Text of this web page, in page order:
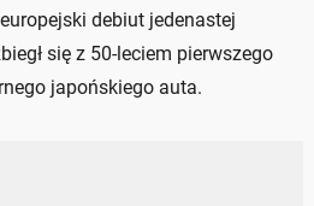
debiut jedenastej
się z 50-leciem pierwszego
japońskiego auta.